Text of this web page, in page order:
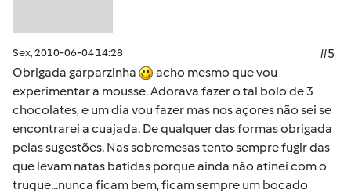
Sex, 2010-06-04 14:28
#5
Obrigada garparzinha
acho mesmo que vou
experimentar a mousse. Adorava fazer o tal bolo de 3
chocolates, e um dia vou fazer mas nos açores não sei se
encontrarei a cuajada. De qualquer das formas obrigada
pelas sugestões. Nas sobremesas tento sempre fugir das
que levam natas batidas porque ainda não atinei com o
truque...nunca ficam bem, ficam sempre um bocado